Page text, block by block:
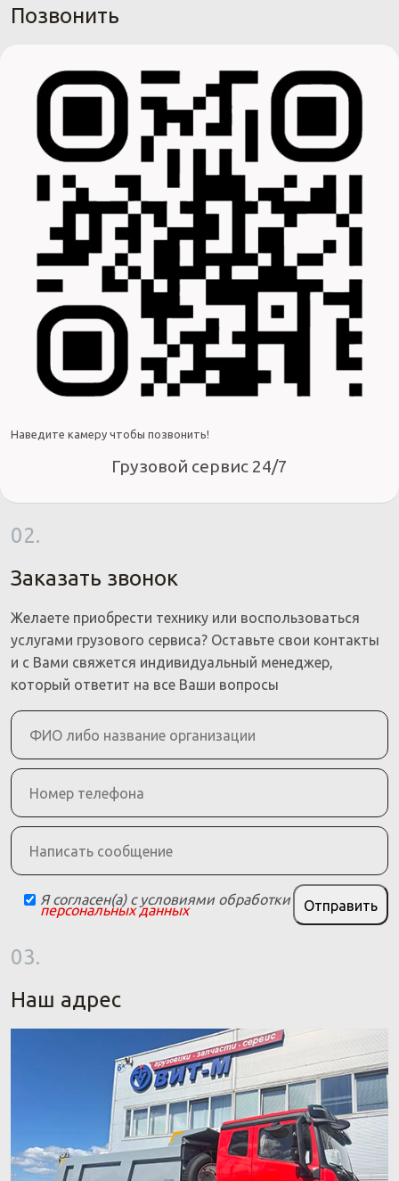
Позвонить
Наведите камеру чтобы позвонить!
Грузовой сервис 24/7
02.
Заказать звонок
Желаете приобрести технику или воспользоваться
услугами грузового сервиса? Оставьте свои контакты
и с Вами свяжется индивидуальный менеджер,
который ответит на все Ваши вопросы
Я согласен(а) с условиями обработки
персональных данных Отправить
03.
Наш адрес